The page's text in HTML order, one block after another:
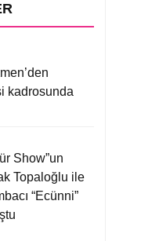
kadrosunda
Show”un
Topaloğlu ile
“Ecünni”